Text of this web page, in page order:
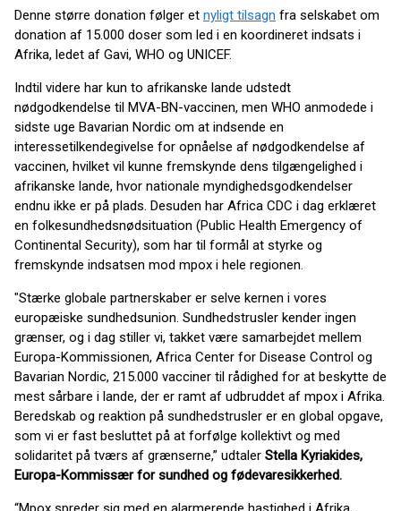
Denne større donation følger et nyligt tilsagn fra selskabet om
donation af 15.000 doser som led i en koordineret indsats i
Afrika, ledet af Gavi, WHO og UNICEF.
Indtil videre har kun to afrikanske lande udstedt
nødgodkendelse til MVA-BN-vaccinen, men WHO anmodede i
sidste uge Bavarian Nordic om at indsende en
interessetilkendegivelse for opnåelse af nødgodkendelse af
vaccinen, hvilket vil kunne fremskynde dens tilgængelighed i
afrikanske lande, hvor nationale myndighedsgodkendelser
endnu ikke er på plads. Desuden har Africa CDC i dag erklæret
en folkesundhedsnødsituation (Public Health Emergency of
Continental Security), som har til formål at styrke og
fremskynde indsatsen mod mpox i hele regionen.
"Stærke globale partnerskaber er selve kernen i vores
europæiske sundhedsunion. Sundhedstrusler kender ingen
grænser, og i dag stiller vi, takket være samarbejdet mellem
Europa-Kommissionen, Africa Center for Disease Control og
Bavarian Nordic, 215.000 vacciner til rådighed for at beskytte de
mest sårbare i lande, der er ramt af udbruddet af mpox i Afrika.
Beredskab og reaktion på sundhedstrusler er en global opgave,
som vi er fast besluttet på at forfølge kollektivt og med
solidaritet på tværs af grænserne,” udtaler Stella Kyriakides,
Europa-Kommissær for sundhed og fødevaresikkerhed.